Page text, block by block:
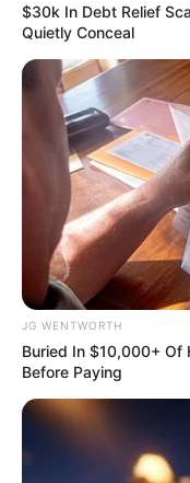
Mystery Solved:
Their TV Shows
BRAINBERRIES
$30k In Debt Relief
Quietly Conceal
JG WENTWORTH
Buried In $10,000+ Of
Before Paying